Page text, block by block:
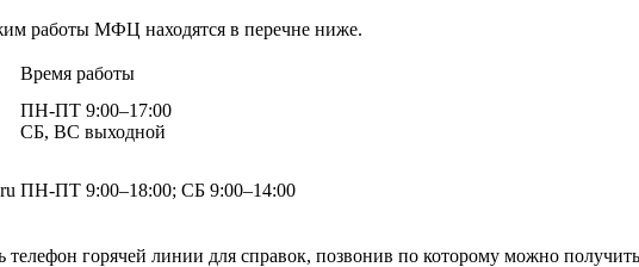
работы МФЦ находятся в перечне ниже.
Время работы
ПН-ПТ 9:00–17:00
СБ, ВС выходной
ПН-ПТ 9:00–18:00; СБ 9:00–14:00
горячей линии для справок, позвонив по которому можно